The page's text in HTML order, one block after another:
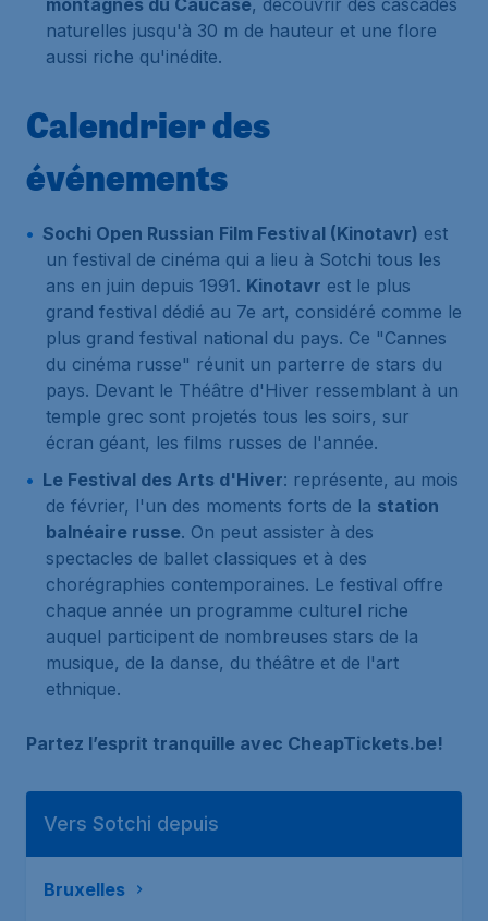
montagnes du Caucase, découvrir des cascades
naturelles jusqu'à 30 m de hauteur et une flore
aussi riche qu'inédite.
Calendrier des
événements
Sochi Open Russian Film Festival (Kinotavr) est
un festival de cinéma qui a lieu à Sotchi tous les
ans en juin depuis 1991. Kinotavr est le plus
grand festival dédié au 7e art, considéré comme le
plus grand festival national du pays. Ce "Cannes
du cinéma russe" réunit un parterre de stars du
pays. Devant le Théâtre d'Hiver ressemblant à un
temple grec sont projetés tous les soirs, sur
écran géant, les films russes de l'année.
Le Festival des Arts d'Hiver: représente, au mois
de février, l'un des moments forts de la station
balnéaire russe. On peut assister à des
spectacles de ballet classiques et à des
chorégraphies contemporaines. Le festival offre
chaque année un programme culturel riche
auquel participent de nombreuses stars de la
musique, de la danse, du théâtre et de l'art
ethnique.
Partez l’esprit tranquille avec CheapTickets.be!
Vers Sotchi depuis
Bruxelles